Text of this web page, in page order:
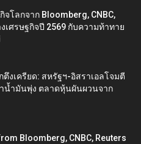
จโลกจาก Bloomberg, CNBC,
เศรษฐกิจปี 2569 กับความท้าทาย
งเครียด: สหรัฐฯ-อิสราเอลโจมตี
น้ำมันพุ่ง ตลาดหุ้นผันผวนจาก
Bloomberg, CNBC, Reuters